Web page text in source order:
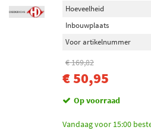
Hoeveelheid
Inbouwplaats
Voor artikelnummer
€ 169,82
€ 50,95
Op voorraad
Vandaag voor 15:00